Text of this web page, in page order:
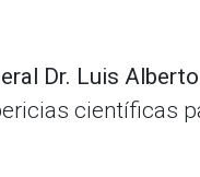
Dr. Luis
científicas